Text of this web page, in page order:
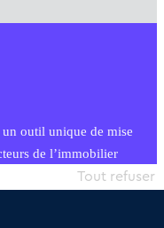
outil unique de mise
de l’immobilier
simple et intégrant
Tout refuser